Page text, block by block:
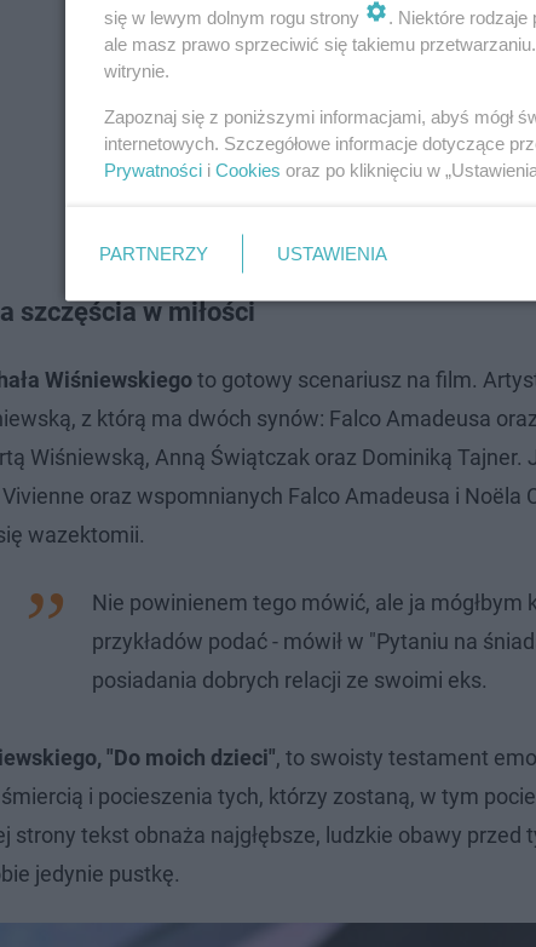
szczęścia w miłości
Wiśniewskiegoto gotowy scenariusz na film.
z którą ma dwóch synów: Falco Amadeusa
Wiśniewską, Anną Świątczak oraz Dominiką Tajner.
oraz wspomnianych Falco Amadeusa i Noëla
wazektomii.
Nie powinienem tego mówić, ale ja mógłbym
przykładów podać - mówił w "Pytaniu na
posiadania dobrych relacji ze swoimi eks.
"Do moich dzieci", to swoisty testament
i pocieszenia tych, którzy zostaną, w tym
strony tekst obnaża najgłębsze, ludzkie obawy przed
jedynie pustkę.
się w lewym dolnym rogu strony
. Niektóre rodzaje
ale masz prawo sprzeciwić się takiemu
witrynie.
Zapoznaj się z poniższymi informacjami, abyś mógł
internetowych. Szczegółowe informacje dotyczące
Prywatności i Cookies oraz po kliknięciu w
PARTNERZY USTAWIENIA